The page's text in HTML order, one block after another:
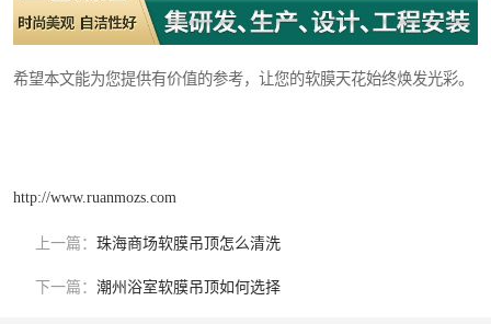
希望本文能为您提供有价值的参考，让您的软膜天花始终焕发光彩。
http://www.ruanmozs.com
上一篇： 珠海商场软膜吊顶怎么清洗
下一篇： 潮州浴室软膜吊顶如何选择